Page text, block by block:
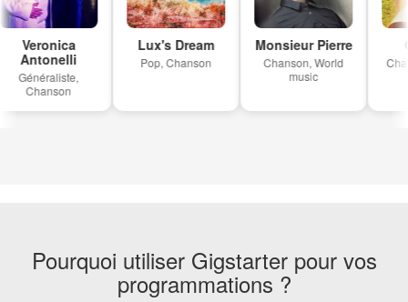
Veronica
Antonelli
Généraliste,
Chanson
Lux's Dream
Pop, Chanson
Monsieur Pierre
Chanson, World
music
Pourquoi utiliser Gigstarter pour vos
programmations ?